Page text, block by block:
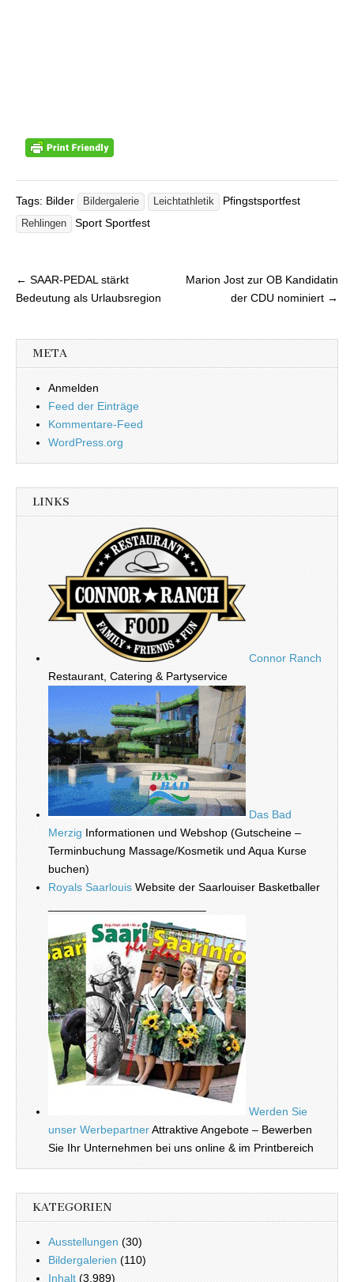
Tags: Bilder Bildergalerie Leichtathletik Pfingstsportfest
Rehlingen Sport Sportfest
Beitragsnavigation
← SAAR-PEDAL stärkt
Bedeutung als Urlaubsregion
Marion Jost zur OB Kandidatin
der CDU nominiert →
META
Anmelden
Feed der Einträge
Kommentare-Feed
WordPress.org
LINKS
Connor Ranch
Restaurant, Catering & Partyservice
Das Bad
Merzig Informationen und Webshop (Gutscheine –
Terminbuchung Massage/Kosmetik und Aqua Kurse
buchen)
Royals Saarlouis Website der Saarlouiser Basketballer
Werden Sie
unser WerbepartnerAttraktive Angebote – Bewerben
Sie Ihr Unternehmen bei uns online & im Printbereich
KATEGORIEN
Ausstellungen (30)
Bildergalerien (110)
Inhalt (3.989)